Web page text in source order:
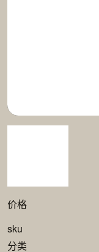
价格
sku
分类